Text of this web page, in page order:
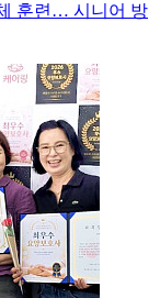
훈련… 시니어 방